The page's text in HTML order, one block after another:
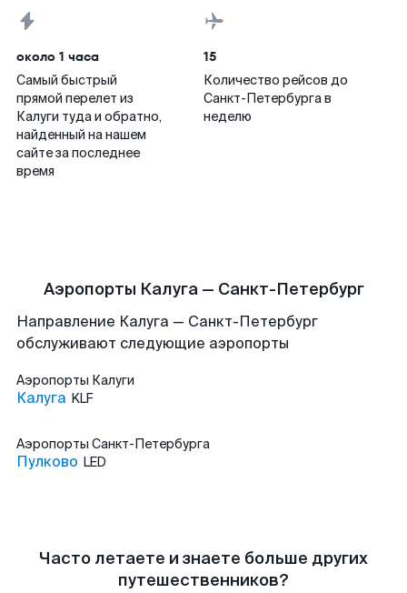
около 1 часа
Самый быстрый
прямой перелет из
Калуги туда и обратно,
найденный на нашем
сайте за последнее
время
15
Количество рейсов до
Санкт-Петербурга в
неделю
Аэропорты Калуга — Санкт-Петербург
Направление Калуга — Санкт-Петербург
обслуживают следующие аэропорты
Аэропорты Калуги
Калуга KLF
Аэропорты Санкт-Петербурга
Пулково LED
Часто летаете и знаете больше других
путешественников?